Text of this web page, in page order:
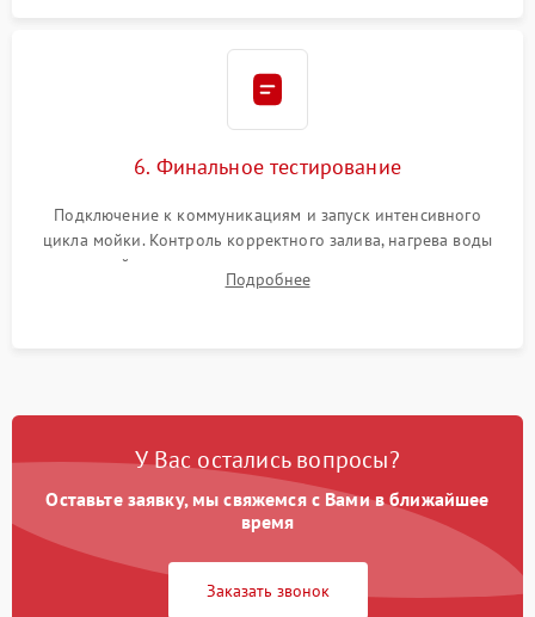
6. Финальное тестирование
Подключение к коммуникациям и запуск интенсивного
цикла мойки. Контроль корректного залива, нагрева воды
до нужной температуры, отсутствия посторонних шумов,
штатного слива и абсолютной сухости в поддоне.
Подробнее
У Вас остались вопросы?
Оставьте заявку, мы свяжемся с Вами в ближайшее
время
Заказать звонок